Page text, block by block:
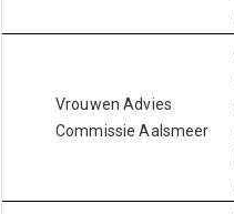
Vrouwen Advies
Commissie Aalsmeer